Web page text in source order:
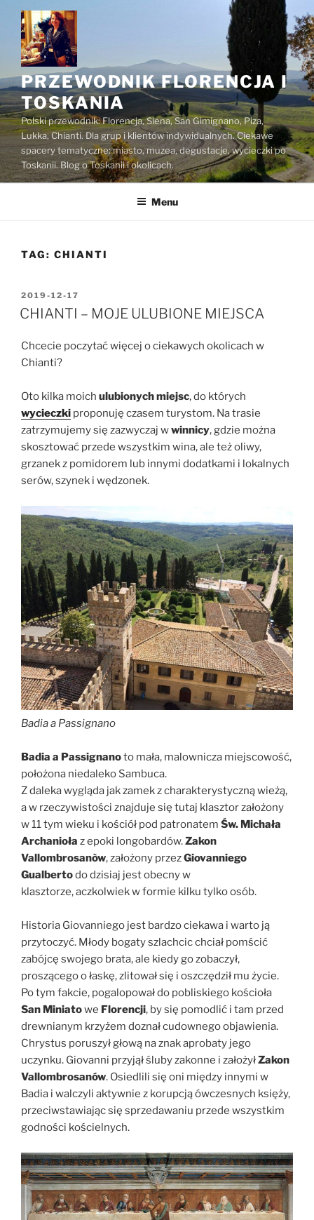
Przejdź
treści
PRZEWODNIK FLORENCJA I
TOSKANIA
Polski przewodnik: Florencja, Siena, San Gimignano, Piza,
Lukka, Chianti. Dla grup i klientów indywidualnych. Ciekawe
spacery tematyczne: miasto, muzea, degustacje, wycieczki po
Toskanii. Blog o Toskanii i okolicach.
Menu
TAG: CHIANTI
OPUBLIKOWANE
W
2019-12-17
CHIANTI – MOJE ULUBIONE MIEJSCA
Chcecie poczytać więcej o ciekawych okolicach w
Chianti?
Oto kilka moich ulubionych miejsc, do których
wycieczki proponuję czasem turystom. Na trasie
zatrzymujemy się zazwyczaj wwinnicy, gdzie można
skosztować przede wszystkim wina, ale też oliwy,
grzanek z pomidorem lub innymi dodatkami i lokalnych
serów, szynek i wędzonek.
Badia a Passignano
Badia a Passignanoto mała, malownicza miejscowość,
położona niedaleko Sambuca.
Z daleka wygląda jak zamek z charakterystyczną wieżą,
a w rzeczywistości znajduje się tutaj klasztor założony
w 11 tym wieku i kościół pod patronatem Św. Michała
Archanioła z epoki longobardów.Zakon
Vallombrosanòw, założony przezGiovanniego
Gualbertodo dzisiaj jest obecny w
klasztorze, aczkolwiek w formie kilku tylko osób.
Historia Giovanniego jest bardzo ciekawa i warto ją
przytoczyć. Młody bogaty szlachcic chciał pomścić
zabójcę swojego brata, ale kiedy go zobaczył,
proszącego o łaskę, zlitował się i oszczędził mu życie.
Po tym fakcie, pogalopował do pobliskiego kościoła
San Miniatowe Florencji, by się pomodlić i tam przed
drewnianym krzyżem doznał cudownego objawienia.
Chrystus poruszył głową na znak aprobaty jego
uczynku. Giovanni przyjął śluby zakonne i założyłZakon
Vallombrosanów. Osiedlili się oni między innymi w
Badia i walczyli aktywnie z korupcją ówczesnych księży,
przeciwstawiając się sprzedawaniu przede wszystkim
godności kościelnych.